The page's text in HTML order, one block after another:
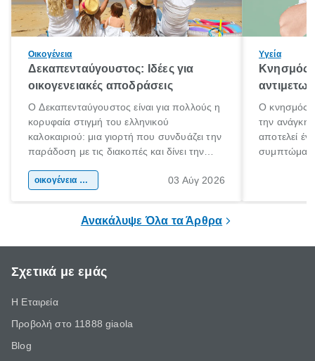
Οικογένεια
Δεκαπενταύγουστος: Ιδέες για
οικογενειακές αποδράσεις
Ο Δεκαπενταύγουστος είναι για πολλούς η
κορυφαία στιγμή του ελληνικού
καλοκαιριού: μια γιορτή που συνδυάζει την
παράδοση με τις διακοπές και δίνει την
χώρας. Είτε πρόκειται για λίγες μέρες
οικογένεια & παιδί 03 Αύγ 2026
Υγεία
Κνησμός:
Ο κνησμός
την ανάγκη
αποτελεί
Ανακάλυψε Όλα τα Άρθρα
Σχετικά με εμάς
Η Εταιρεία
Προβολή στο 11888 giaola
Blog